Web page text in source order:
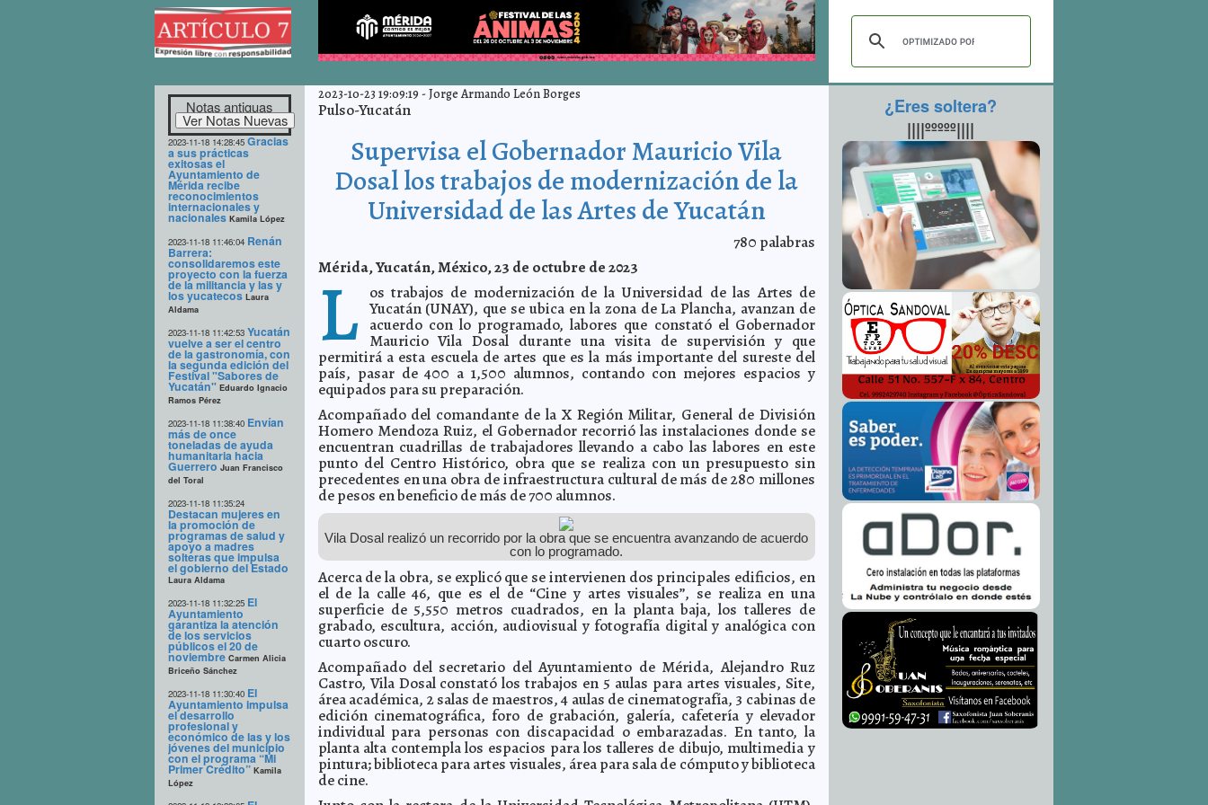
Notas antiguas
2023-11-18 14:28:45 Gracias
a sus prácticas
exitosas el
Ayuntamiento de
Mérida recibe
reconocimientos
internacionales y
nacionales Kamila López
2023-11-18 11:46:04 Renán
Barrera:
consolidaremos este
proyecto con la fuerza
de la militancia y las y
los yucatecos Laura
Aldama
2023-11-18 11:42:53 Yucatán
vuelve a ser el centro
de la gastronomía, con
la segunda edición del
Festival "Sabores de
Yucatán" Eduardo Ignacio
Ramos Pérez
2023-11-18 11:38:40 Envían
más de once
toneladas de ayuda
humanitaria hacia
Guerrero Juan Francisco
del Toral
2023-11-18 11:35:24
Destacan mujeres en
la promoción de
programas de salud y
apoyo a madres
solteras que impulsa
el gobierno del Estado
Laura Aldama
2023-11-18 11:32:25 El
Ayuntamiento
garantiza la atención
de los servicios
públicos el 20 de
noviembre Carmen Alicia
Briceño Sánchez
2023-11-18 11:30:40 El
Ayuntamiento impulsa
el desarrollo
profesional y
económico de las y los
jóvenes del municipio
con el programa “Mi
Primer Crédito” Kamila
López
2023-10-23 19:09:19 -Jorge Armando León Borges
Pulso-Yucatán
Supervisa el Gobernador Mauricio Vila
Dosal los trabajos de modernización de la
Universidad de las Artes de Yucatán
780 palabras
Mérida, Yucatán, México, 23 de octubre de 2023
L os trabajos de modernización de la Universidad de las Artes de
Yucatán (UNAY), que se ubica en la zona de La Plancha, avanzan de
acuerdo con lo programado, labores que constató el Gobernador
Mauricio Vila Dosal durante una visita de supervisión y que
permitirá a esta escuela de artes que es la más importante del sureste del
país, pasar de 400 a 1,500 alumnos, contando con mejores espacios y
equipados para su preparación.
Acompañado del comandante de la X Región Militar, General de División
Homero Mendoza Ruiz, el Gobernador recorrió las instalaciones donde se
encuentran cuadrillas de trabajadores llevando a cabo las labores en este
punto del Centro Histórico, obra que se realiza con un presupuesto sin
precedentes en una obra de infraestructura cultural de más de 280 millones
de pesos en beneficio de más de 700 alumnos.
Vila Dosal realizó un recorrido por la obra que se encuentra avanzando de acuerdo
con lo programado.
Acerca de la obra, se explicó que se intervienen dos principales edificios, en
el de la calle 46, que es el de “Cine y artes visuales”, se realiza en una
superficie de 5,550 metros cuadrados, en la planta baja, los talleres de
grabado, escultura, acción, audiovisual y fotografía digital y analógica con
cuarto oscuro.
Acompañado del secretario del Ayuntamiento de Mérida, Alejandro Ruz
Castro, Vila Dosal constató los trabajos en 5 aulas para artes visuales, Site,
área académica, 2 salas de maestros, 4 aulas de cinematografía, 3 cabinas de
edición cinematográfica, foro de grabación, galería, cafetería y elevador
individual para personas con discapacidad o embarazadas. En tanto, la
planta alta contempla los espacios para los talleres de dibujo, multimedia y
pintura; biblioteca para artes visuales, área para sala de cómputo y biblioteca
de cine.
¿Eres soltera?
||||ººººº||||